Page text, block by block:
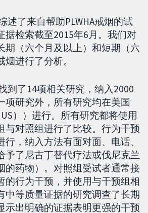
述了来自帮助PLWHA戒烟的试
据检索截至2015年6月。我们对
期（六个月及以上）和短期（六
进行了分析。
到了14项相关研究，纳入2000
项研究外，所有研究均在美国
US））进行。所有研究都将使用
与对照组进行了比较。行为干预
，纳入方法有面对面、电话、
予了尼古丁替代疗法或伐尼克兰
的药物）。对照组受试者通常接
的行为干预，并使用与干预组相
中等质量证据的研究调查了长期
示出明确的证据表明更强的干预